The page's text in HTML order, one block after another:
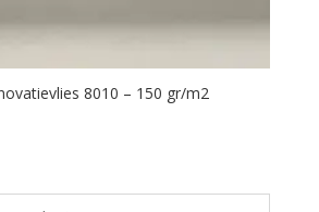
8010 – 150 gr/m2